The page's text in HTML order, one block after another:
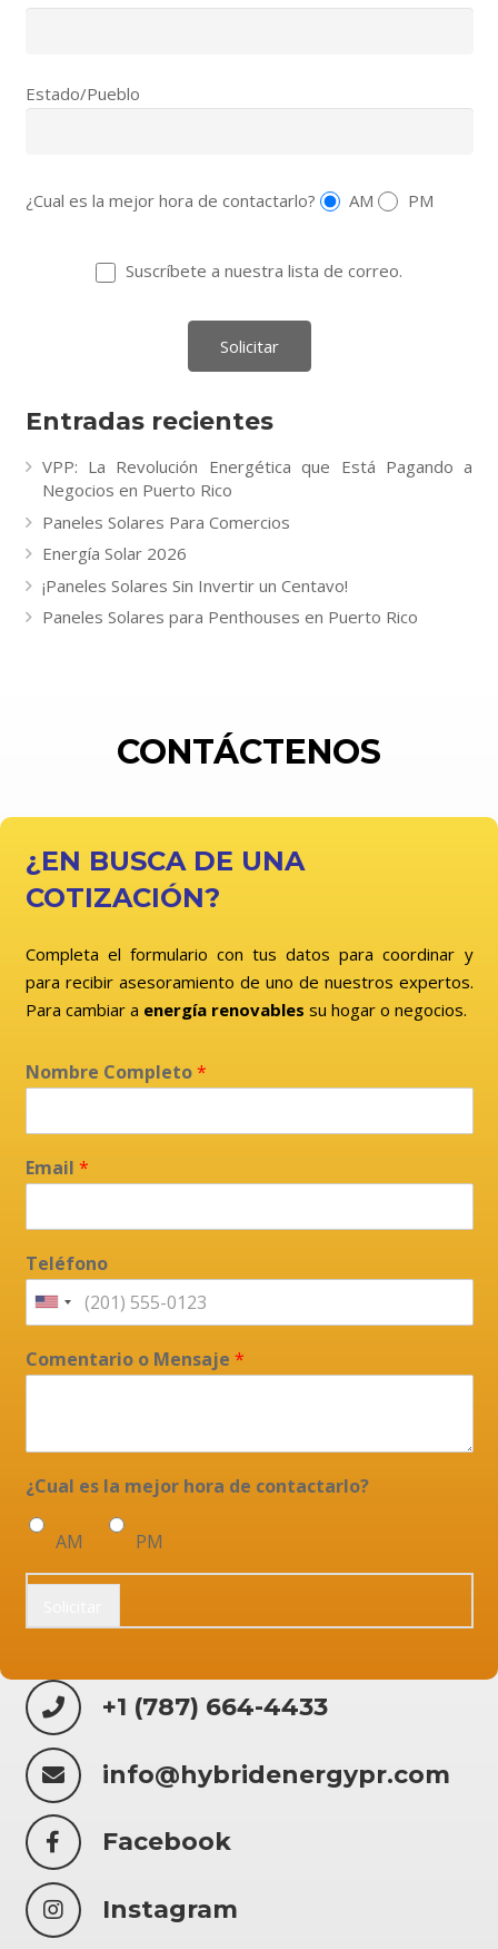
Estado/Pueblo
¿Cual es la mejor hora de contactarlo? AM PM
Suscríbete a nuestra lista de correo.
Entradas recientes
VPP: La Revolución Energética que Está Pagando a
Negocios en Puerto Rico
Paneles Solares Para Comercios
Energía Solar 2026
¡Paneles Solares Sin Invertir un Centavo!
Paneles Solares para Penthouses en Puerto Rico
CONTÁCTENOS
¿EN BUSCA DE UNA
COTIZACIÓN?
Completa el formulario con tus datos para coordinar y
para recibir asesoramiento de uno de nuestros expertos.
Para cambiar a energía renovables su hogar o negocios.
Nombre Completo*
Email *
Teléfono
Comentario o Mensaje *
¿Cual es la mejor hora de contactarlo?
AM PM
+1 (787) 664-4433
info@hybridenergypr.com
Facebook
Instagram